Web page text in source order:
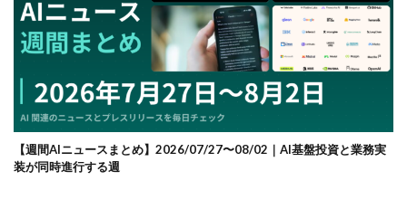
【週間AIニュースまとめ】2026/07/27〜08/02｜AI基盤投資と業務実
装が同時進行する週